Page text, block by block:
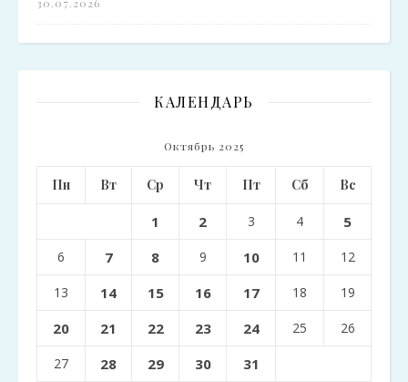
КАЛЕНДАРЬ
Октябрь 2025
Пн Вт Ср Чт Пт Сб Вс
1 2 3 4 5
6 7 8 9 10 11 12
13 14 15 16 17 18 19
20 21 22 23 24 25 26
27 28 29 30 31